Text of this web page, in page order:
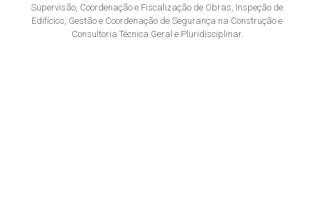
Supervisão, Coordenação e Fiscalização de Obras, Inspeção de
Edifícios, Gestão e Coordenação de Segurança na Construção e
Consultoria Técnica Geral e Pluridisciplinar.